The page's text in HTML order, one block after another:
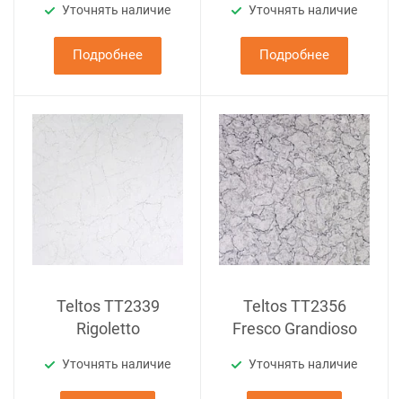
Уточнять наличие
Подробнее
Уточнять наличие
Подробнее
Teltos TT2339
Rigoletto
Уточнять наличие
Teltos TT2356
Fresco Grandioso
Уточнять наличие